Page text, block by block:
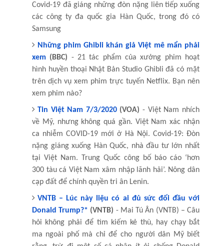
Covid-19 đã giáng những đòn nặng liên tiếp xuống
các công ty đa quốc gia Hàn Quốc, trong đó có
Samsung
Những phim Ghibli khán giả Việt mê mẩn phải
xem(BBC) - 21 tác phẩm của xưởng phim hoạt
hình huyền thoại Nhật Bản Studio Ghibli đã có mặt
trên dịch vụ xem phim trực tuyến Netflix. Bạn nên
xem phim nào?
Tin Việt Nam 7/3/2020(VOA)- Việt Nam nhích
về Mỹ, nhưng không quá gần. Việt Nam xác nhận
ca nhiễm COVID-19 mới ở Hà Nội. Covid-19: Đòn
nặng giáng xuống Hàn Quốc, nhà đầu tư lớn nhất
tại Việt Nam. Trung Quốc công bố báo cáo ‘hơn
300 tàu cá Việt Nam xâm nhập lãnh hải’. Nông dân
cạp đất để chính quyền tri ân Lenin.
VNTB – Lúc này liệu có ai đủ sức đối đầu với
Donald Trump?* (VNTB) - Mai Tú Ân (VNTB) – Câu
hỏi không phải để tìm kiếm kẻ thù, hay chạy bắt
ma ngoài phố mà chỉ để cho người dân Mỹ biết